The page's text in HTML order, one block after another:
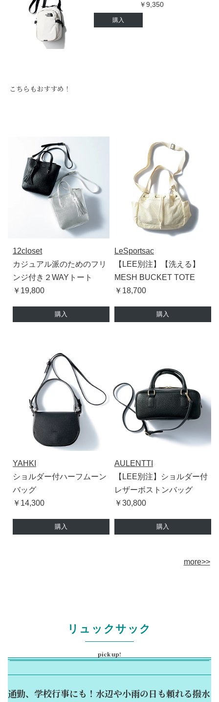
￥9,350
購入
こちらもおすすめ！
12closet
カジュアル派のためのフリ
ンジ付き２WAYトート
￥19,800
購入
LeSportsac
【LEE別注】【洗える】
MESH BUCKET TOTE
￥18,700
購入
YAHKI
ショルダー付ハーフムーン
バッグ
￥14,300
購入
AULENTTI
【LEE別注】ショルダー付
レザーボストンバッグ
￥30,800
購入
more>>
リュックサック
pick up!
通勤、学校行事にも！水辺や小雨の日も頼れる撥水